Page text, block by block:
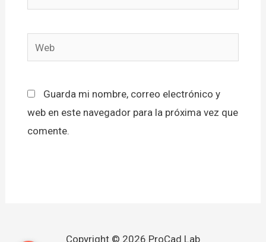
electrónico*
Web
Guarda mi nombre, correo electrónico y
web en este navegador para la próxima vez que
comente.
Copyright © 2026 ProCad Lab